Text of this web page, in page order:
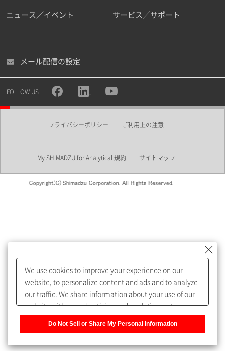
職種
所属部署
めします。
My SHIMADZU for Analyticalへ登録いただくと、技術情報や
取扱説明書・Webinarなどの閲覧ができます。
うになります。
ニュース／イベント サービス／サポート
メール配信の設定
FOLLOW US
プライバシーポリシー ご利用上の注意
My SHIMADZU for Analytical 規約 サイトマップ
We use cookies to improve your experience on our
website, to personalize content and ads and to analyze
our traffic. We share information about your use of our
website with our advertising and analytics partners,
Do Not Sell or Share My Personal Information